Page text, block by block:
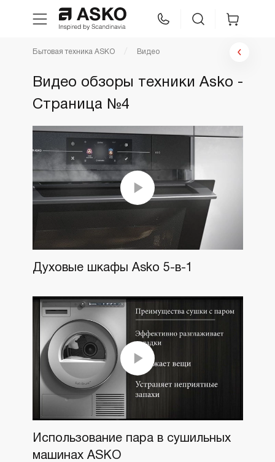
Техника для кухни
Уход за бельем
Asko Professional
Аксессуары
Шоу-рум
Бытовая техника ASKO Видео
Видео обзоры техники Asko -
Страница №4
Духовые шкафы Asko 5-в-1
Использование пара в сушильных
машинах ASKO